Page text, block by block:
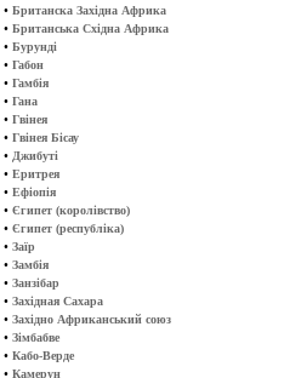
• Британска Західна Африка
• Британська Східна Африка
• Бурунді
• Габон
• Гамбія
• Гана
• Гвінея
• Гвінея Бісау
• Джибуті
• Еритрея
• Ефіопія
• Єгипет (королівство)
• Єгипет (республіка)
• Заїр
• Замбія
• Занзібар
• Західная Сахара
• Західно Африканський союз
• Зімбабве
• Кабо-Верде
• Камерун